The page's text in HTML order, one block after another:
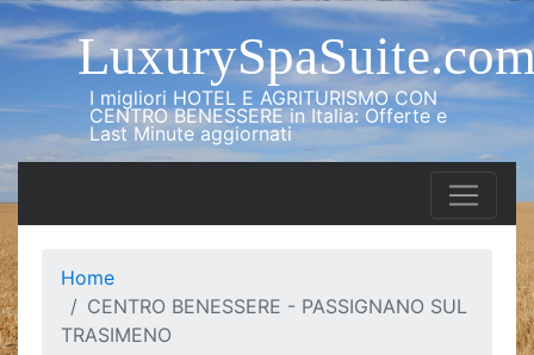
I migliori HOTEL E AGRITURISMO CON
CENTRO BENESSERE in Italia: Offerte e
Last Minute aggiornati
Home
CENTRO BENESSERE - PASSIGNANO SUL
TRASIMENO